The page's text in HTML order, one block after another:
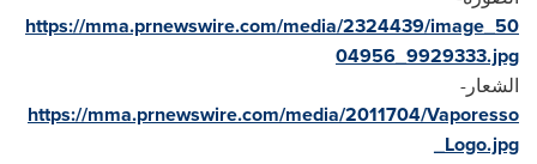
https://mma.prnewswire.com/media/2324439/image_50
04956_9929333.jpg
الشعار-
https://mma.prnewswire.com/media/2011704/Vaporesso
_Logo.jpg